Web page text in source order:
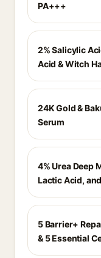
PA+++
2% Salicylic
Acid & Witch
24K Gold &
Serum
4% Urea Deep
Lactic Acid,
5 Barrier+
& 5 Essential